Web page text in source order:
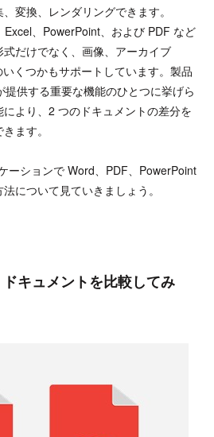
変換、レンダリングできます。
、PowerPoint、および PDF など
だけでなく、画像、アーカイブ
くつかもサポートしています。製品
供する重要な機能のひとつに挙げら
より、2 つのドキュメントの差分を
ます。
ーションで Word、PDF、PowerPoint
について見ていきましょう。
キュメントを比較してみ